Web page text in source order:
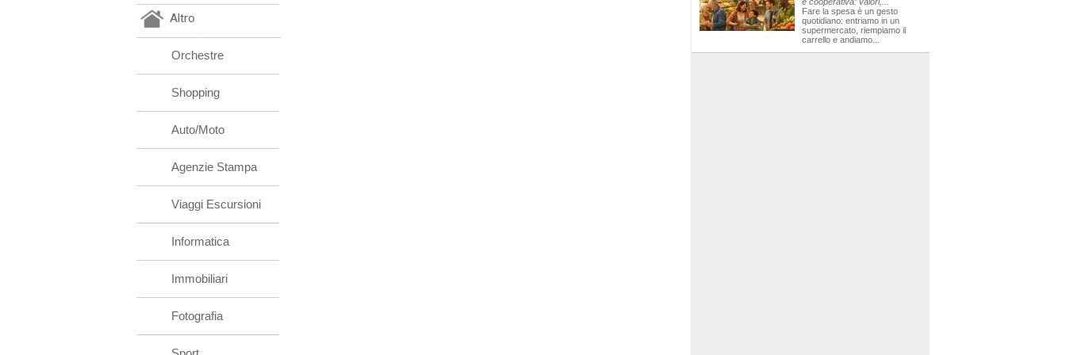
Altro
Orchestre
Shopping
Auto/Moto
Agenzie Stampa
Viaggi Escursioni
Informatica
Immobiliari
Fotografia
Fare la spesa è un gesto
quotidiano: entriamo in un
supermercato, riempiamo il
carrello e andiamo...